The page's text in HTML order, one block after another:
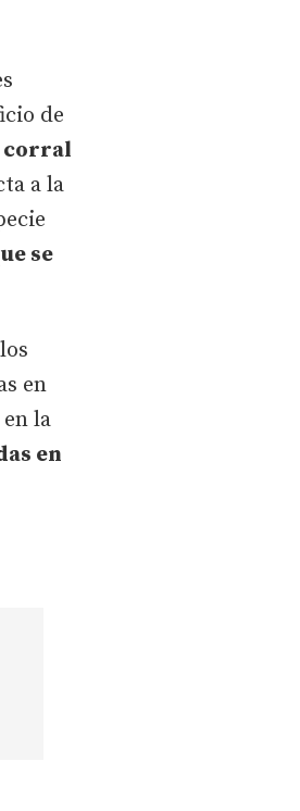
de
corral
a la
se
en
la
en